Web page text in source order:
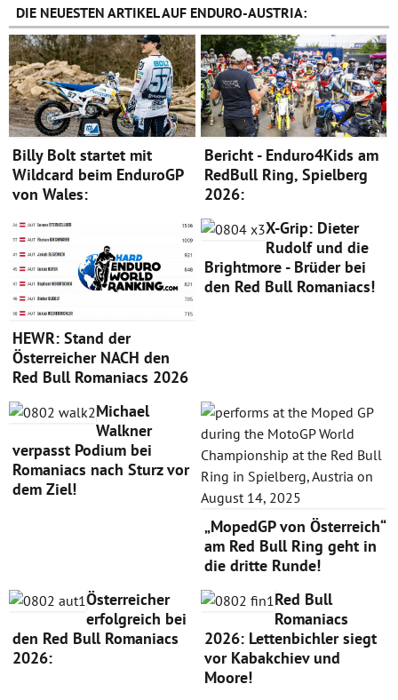
DIE NEUESTEN ARTIKEL AUF ENDURO-AUSTRIA:
Billy Bolt startet mit
Wildcard beim EnduroGP
von Wales:
Bericht - Enduro4Kids am
RedBull Ring, Spielberg
2026:
HEWR: Stand der
Österreicher NACH den
Red Bull Romaniacs 2026
X-Grip: Dieter
Rudolf und die
Brightmore - Brüder bei
den Red Bull Romaniacs!
Michael
Walkner
verpasst Podium bei
Romaniacs nach Sturz vor
dem Ziel!
„MopedGP von Österreich“
am Red Bull Ring geht in
die dritte Runde!
Österreicher
erfolgreich bei
den Red Bull Romaniacs
2026:
Red Bull
Romaniacs
2026: Lettenbichler siegt
vor Kabakchiev und
Moore!